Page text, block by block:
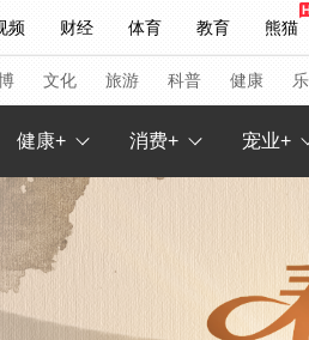
频 财经 体育 教育 熊猫
视快评 习式妙语 热解读 天天
微视频 主持人 下载央视影音
文化 旅游 科普 健康
军事 科技
天天学习 央视快评
健康+ 消费+ 宠业+